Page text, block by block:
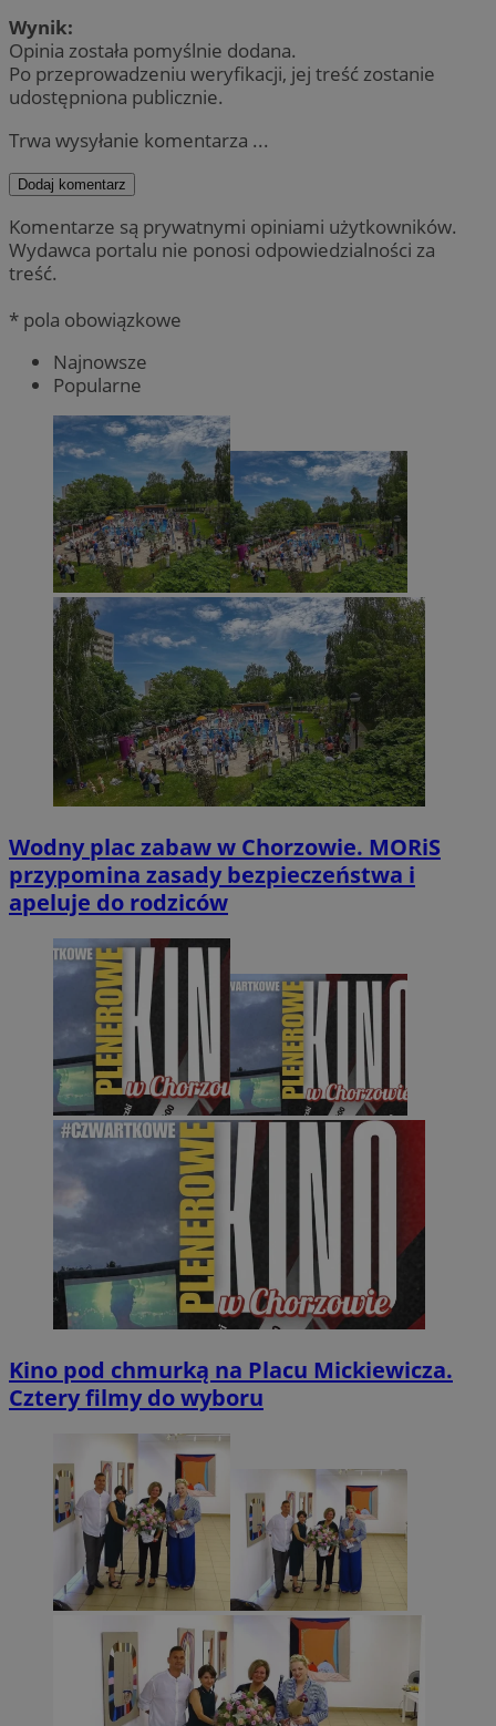
Wynik:
Opinia została pomyślnie dodana.
Po przeprowadzeniu weryfikacji, jej treść zostanie
udostępniona publicznie.
Trwa wysyłanie komentarza ...
Dodaj komentarz
Komentarze są prywatnymi opiniami użytkowników.
Wydawca portalu nie ponosi odpowiedzialności za
treść.
* pola obowiązkowe
Najnowsze
Popularne
Wodny plac zabaw w Chorzowie. MORiS
przypomina zasady bezpieczeństwa i
apeluje do rodziców
Kino pod chmurką na Placu Mickiewicza.
Cztery filmy do wyboru